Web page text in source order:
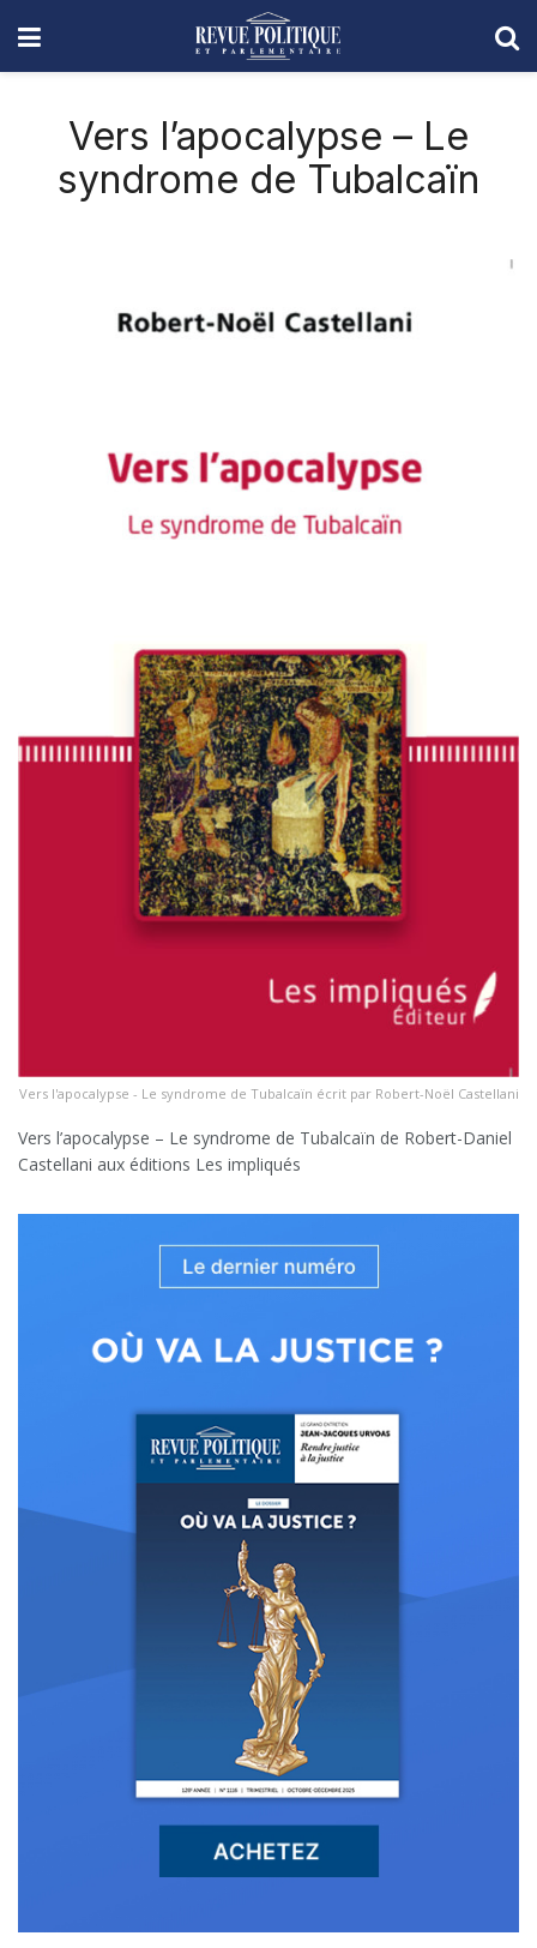
Vers l’apocalypse – Le
syndrome de Tubalcaïn
Vers l'apocalypse - Le syndrome de Tubalcaïn écrit par Robert-Noël Castellani
Vers l’apocalypse – Le syndrome de Tubalcaïn de Robert-Daniel
Castellani aux éditions Les impliqués